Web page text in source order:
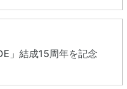
」結成15周年を記念